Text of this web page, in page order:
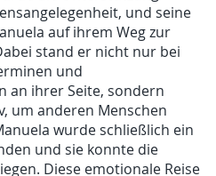
und seine
auf ihrem Weg zur
stand er nicht nur bei
und
an ihrer Seite, sondern
um anderen Menschen
wurde schließlich ein
und sie konnte die
Diese emotionale Reise